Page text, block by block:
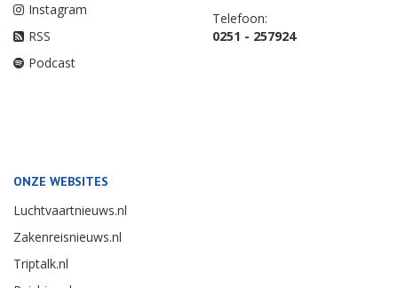
Instagram
RSS
Podcast
Telefoon:
0251 - 257924
ONZE WEBSITES
Luchtvaartnieuws.nl
Zakenreisnieuws.nl
Triptalk.nl